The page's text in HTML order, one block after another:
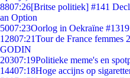
8807:26[Britse politiek] #141
an Option
5007:23Oorlog in Oekraïne #1319
12807:21Tour de France
GODIN
20307:19Politieke meme's en
14407:18Hoge accijns op